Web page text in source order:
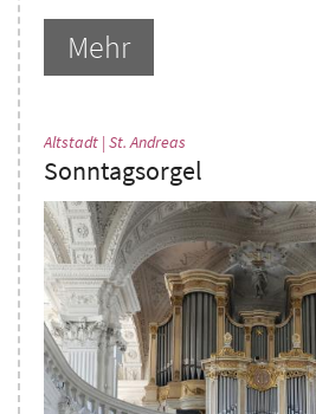
Mehr
Altstadt | St. Andreas
Sonntagsorgel